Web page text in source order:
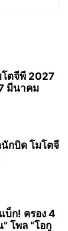
โตจีพี 2027
มีนาคม
กบิด โมโตจี
บ็ก! ครอง 4
โพล “โอกู